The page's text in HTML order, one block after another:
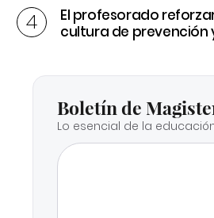
El profesorado
cultura de
Boletín de
Lo esencial de la